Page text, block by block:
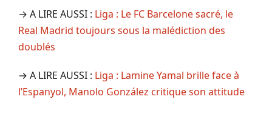
→ A LIRE AUSSI : Liga : Le FC Barcelone sacré, le
Real Madrid toujours sous la malédiction des
doublés
→ A LIRE AUSSI : Liga : Lamine Yamal brille face à
l’Espanyol, Manolo González critique son attitude